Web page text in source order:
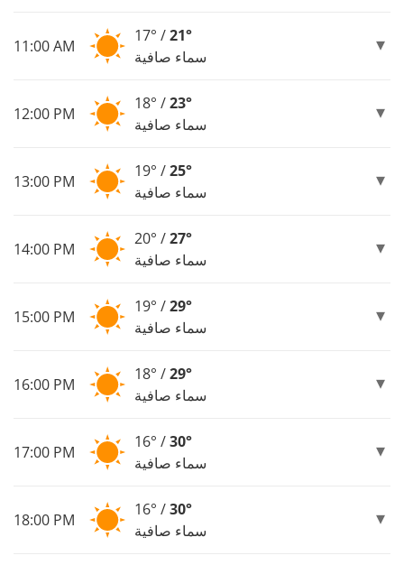
11:00 AM
17° /21°
سماء صافية
12:00 PM
18° /23°
سماء صافية
13:00 PM
19° /25°
سماء صافية
14:00 PM
20° /27°
سماء صافية
15:00 PM
19° /29°
سماء صافية
16:00 PM
18° /29°
سماء صافية
17:00 PM
16° /30°
سماء صافية
18:00 PM
16° /30°
سماء صافية